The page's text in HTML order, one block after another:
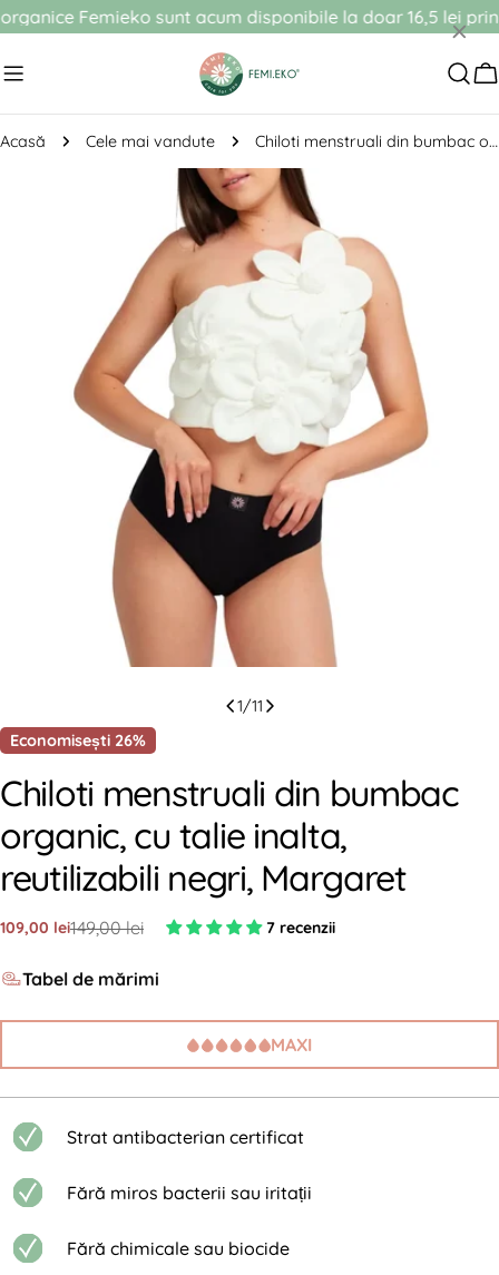
Sari
conținut
Femieko sunt acum disponibile la doar 16,5 lei prin
Acasă Cele mai vandute Chiloti menstruali din bumbac organic, cu talie inalta, reutilizabili negri, Margaret
media 0
1/11
Economisești 26%
Chiloti menstruali din bumbac
organic, cu talie inalta,
reutilizabili negri, Margaret
Preț
109,00 lei
Preț
149,00 lei 7 recenzii
Tabel de mărimi
MAXI
Strat antibacterian certificat
Fără miros bacterii sau iritații
Fără chimicale sau biocide
×